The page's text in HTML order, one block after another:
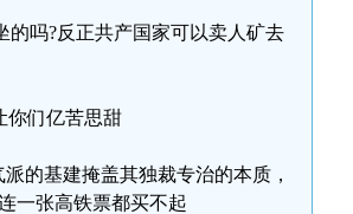
的吗?反正共产国家可以卖人矿去
你们亿苦思甜
的基建掩盖其独裁专治的本质，
一张高铁票都买不起